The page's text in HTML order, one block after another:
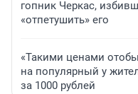
гопник Черкас,
«отпетушить» его
«Такими ценами
на популярный у
за 1000 рублей